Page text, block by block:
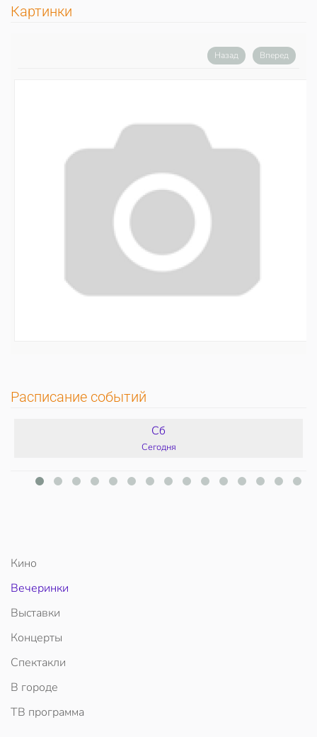
Картинки
Назад Вперед
Расписание событий
Сб
Сегодня
Кино
Вечеринки
Выставки
Концерты
Спектакли
В городе
ТВ программа